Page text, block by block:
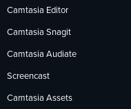
Camtasia Editor
Camtasia Snagit
Camtasia Audiate
Screencast
Camtasia Assets